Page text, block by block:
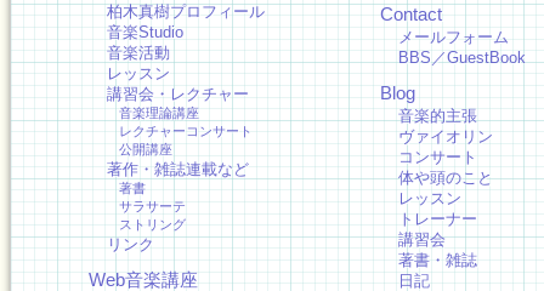
柏木真樹プロフィール
音楽Studio
音楽活動
レッスン
講習会・レクチャー
音楽理論講座
レクチャーコンサート
公開講座
著作・雑誌連載など
著書
サラサーテ
ストリング
リンク
Web音楽講座
Contact
メールフォーム
BBS／GuestBook
Blog
音楽的主張
ヴァイオリン
コンサート
体や頭のこと
レッスン
トレーナー
講習会
著書・雑誌
日記